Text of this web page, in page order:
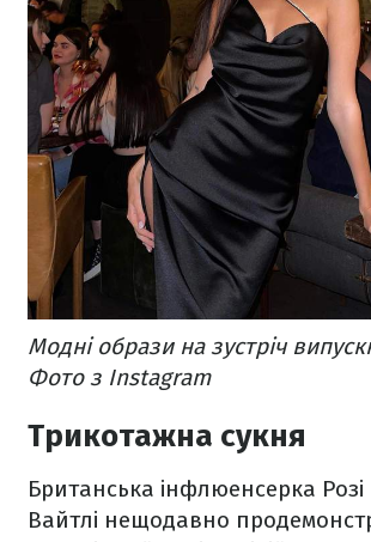
Модні образи на зустріч
Фото з Instagram
Трикотажна сукня
Британська інфлюенсерка Розі
Вайтлі нещодавно